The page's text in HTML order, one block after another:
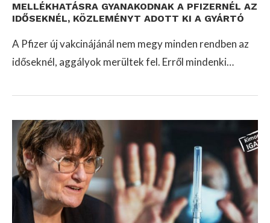
MELLÉKHATÁSRA GYANAKODNAK A PFIZERNÉL AZ
IDŐSEKNÉL, KÖZLEMÉNYT ADOTT KI A GYÁRTÓ
A Pfizer új vakcinájánál nem megy minden rendben az
időseknél, aggályok merültek fel. Erről mindenki…